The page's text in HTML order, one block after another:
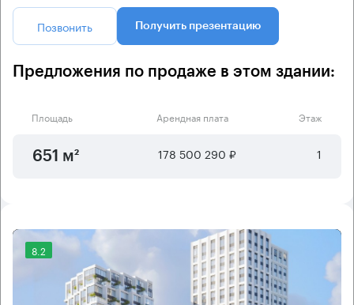
Позвонить Получить презентацию
Предложения по продаже в этом здании:
Площадь Арендная плата Этаж
651 м² 178 500 290 ₽ 1
8.2